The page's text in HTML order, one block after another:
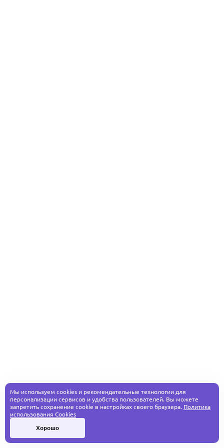
Мы используем cookies и рекомендательные технологии для
персонализации сервисов и удобства пользователей. Вы можете
запретить сохранение cookie в настройках своего браузера. Политика
использования Cookies
Хорошо